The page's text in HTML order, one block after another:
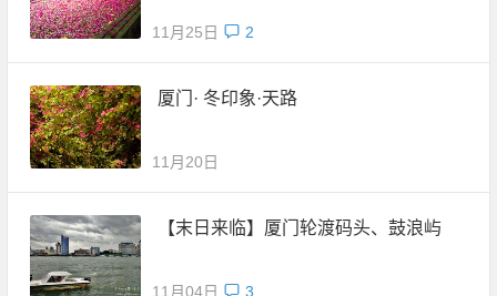
11月25日 2
厦门· 冬印象·天路
11月20日
【末日来临】厦门轮渡码头、鼓浪屿
11月04日 3